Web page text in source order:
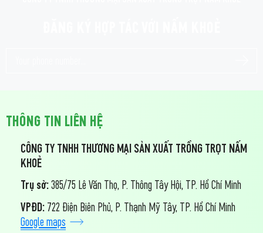
THÔNG TIN LIÊN HỆ
CÔNG TY TNHH THƯƠNG MẠI SẢN XUẤT TRỒNG TRỌT NẤM
KHOẺ
Trụ sở:385/75 Lê Văn Thọ, P. Thông Tây Hội, TP. Hồ Chí Minh
VPĐD: 722 Điện Biên Phủ, P. Thạnh Mỹ Tây, TP. Hồ Chí Minh
Google maps